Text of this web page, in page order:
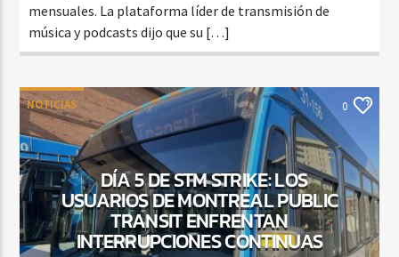
mensuales. La plataforma líder de transmisión de
música y podcasts dijo que su […]
NOTICIAS 0
DÍA 5 DE STM STRIKE: LOS
USUARIOS DE MONTREAL PUBLIC
TRANSIT ENFRENTAN
INTERRUPCIONES CONTINUAS